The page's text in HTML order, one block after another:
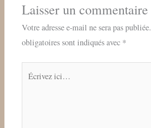
Laisser un commentaire
Votre adresse e-mail ne sera pas publiée.
obligatoires sont indiqués avec *